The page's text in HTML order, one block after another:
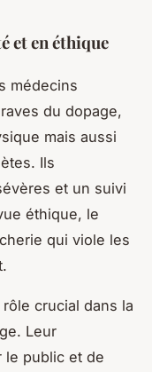
et en éthique
médecins
du dopage,
mais aussi
Ils
et un suivi
éthique, le
qui viole les
crucial dans la
Leur
le public et de